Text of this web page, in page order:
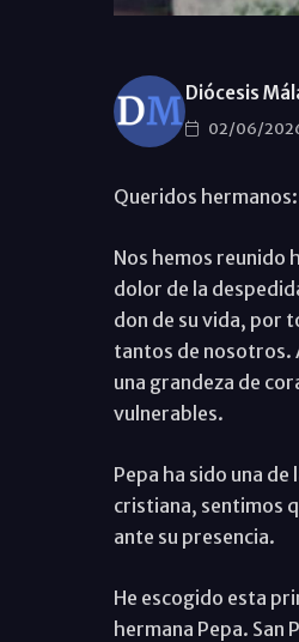
Diócesis
02/06/
Queridos hermanos:
Nos hemos reunido
dolor de la
don de su vida, por
tantos de nosotros.
una grandeza de
vulnerables.
Pepa ha sido una
cristiana, sentimos
ante su presencia.
He escogido esta
hermana Pepa. San